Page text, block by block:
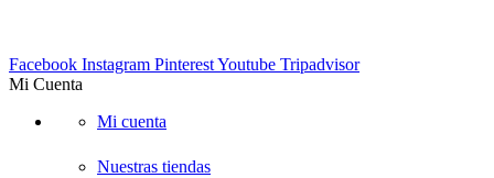
Facebook Instagram PinterestYoutube Tripadvisor
Mi Cuenta
Mi cuenta
Nuestras tiendas